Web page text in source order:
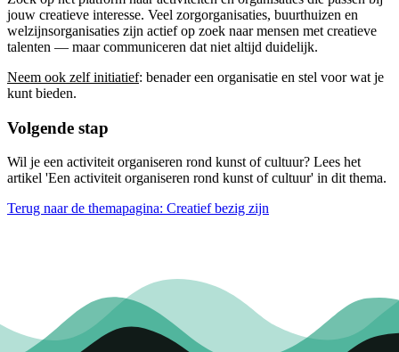
jouw creatieve interesse. Veel zorgorganisaties, buurthuizen en
welzijnsorganisaties zijn actief op zoek naar mensen met creatieve
talenten — maar communiceren dat niet altijd duidelijk.
Neem ook zelf initiatief: benader een organisatie en stel voor wat je
kunt bieden.
Volgende stap
Wil je een activiteit organiseren rond kunst of cultuur? Lees het
artikel 'Een activiteit organiseren rond kunst of cultuur' in dit thema.
Terug naar de themapagina: Creatief bezig zijn